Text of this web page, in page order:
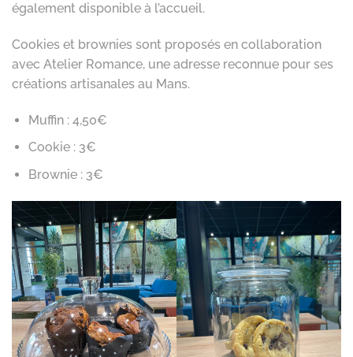
également disponible à l’accueil.
Cookies et brownies sont proposés en collaboration
avec Atelier Romance, une adresse reconnue pour ses
créations artisanales au Mans.
Muffin : 4,50€
Cookie : 3€
Brownie : 3€